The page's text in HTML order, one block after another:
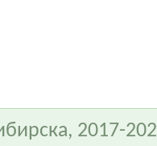
2017-